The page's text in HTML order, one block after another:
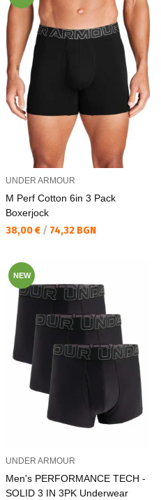
UNDER ARMOUR
M Perf Cotton 6in 3 Pack
Boxerjock
Текуща цена:
38,00 € / 74,32 BGN
NEW
UNDER ARMOUR
Men's PERFORMANCE TECH -
SOLID 3 IN 3PK Underwear